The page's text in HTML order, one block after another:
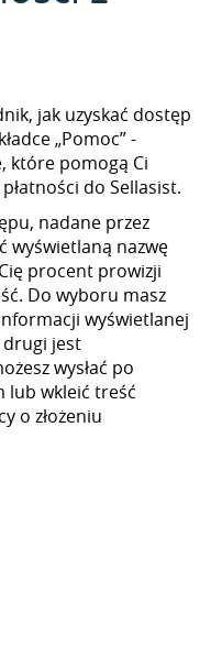
jak uzyskać dostęp
„Pomoc” -
które pomogą Ci
do Sellasist.
nadane przez
wyświetlaną nazwę
procent prowizji
Do wyboru masz
wyświetlanej
jest
wysłać po
lub wkleić treść
o złożeniu